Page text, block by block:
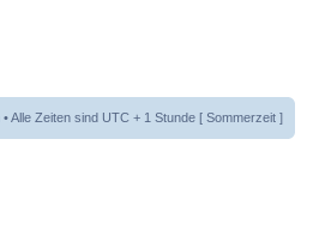
• Alle Zeiten sind UTC + 1 Stunde [ Sommerzeit ]